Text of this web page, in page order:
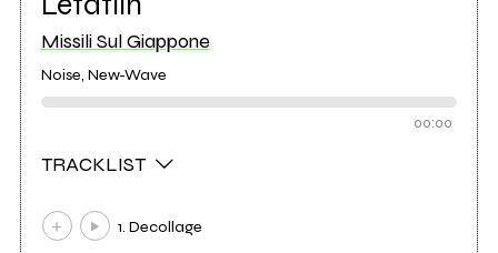
Missili Sul Giappone
Noise, New-Wave
00:00
TRACKLIST
1. Decollage